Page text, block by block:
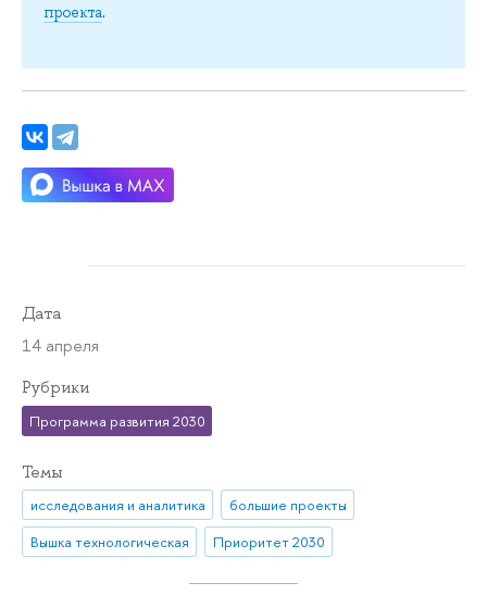
проекта.
Дата
14 апреля
Рубрики
Программа развития 2030
Темы
исследования и аналитика
большие проекты
Вышка технологическая
Приоритет 2030